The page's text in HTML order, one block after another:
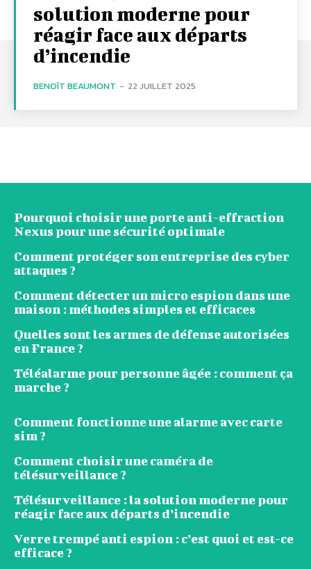
solution moderne pour
réagir face aux départs
d’incendie
BENOÎT BEAUMONT - 22 JUILLET 2025
Pourquoi choisir une porte anti-effraction
Nexus pour une sécurité optimale
Comment protéger son entreprise des cyber
attaques ?
Comment détecter un micro espion dans une
maison : méthodes simples et efficaces
Quelles sont les armes de défense autorisées
en France ?
Téléalarme pour personne âgée : comment ça
marche ?
Comment fonctionne une alarme avec carte
sim ?
Comment choisir une caméra de
télésurveillance ?
Télésurveillance : la solution moderne pour
réagir face aux départs d’incendie
Verre trempé anti espion : c’est quoi et est-ce
efficace ?